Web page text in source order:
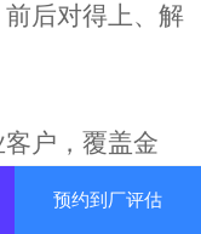
后对得上、解
户，覆盖金
珠海SMETA认
预约到厂评估